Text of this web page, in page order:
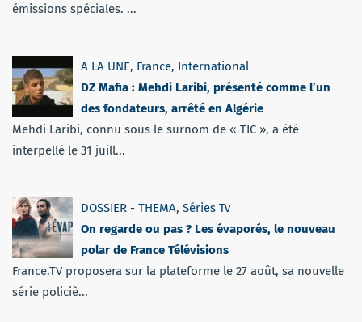
émissions spéciales. ...
A LA UNE, France, International
DZ Mafia : Mehdi Laribi, présenté comme l’un
des fondateurs, arrêté en Algérie
Mehdi Laribi, connu sous le surnom de « TIC », a été
interpellé le 31 juill...
DOSSIER - THEMA, Séries Tv
On regarde ou pas ? Les évaporés, le nouveau
polar de France Télévisions
France.TV proposera sur la plateforme le 27 août, sa nouvelle
série policiè...